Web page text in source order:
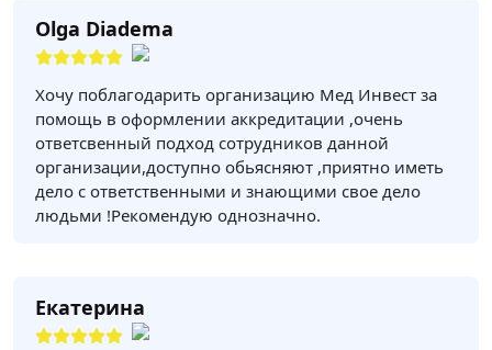
Olga Diadema
Хочу поблагодарить организацию Мед Инвест за
помощь в оформлении аккредитации ,очень
ответсвенный подход сотрудников данной
организации,доступно обьясняют ,приятно иметь
дело с ответственными и знающими свое дело
людьми !Рекомендую однозначно.
Екатерина